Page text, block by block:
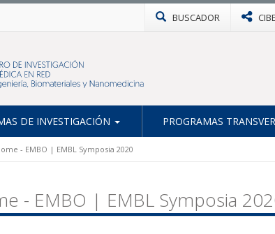
BUSCADOR
DE INVESTIGACIÓN PROGRAMAS
- EMBO | EMBL Symposia 2020
- EMBO | EMBL Symposia